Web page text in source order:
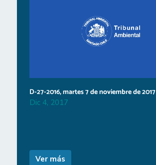
D-27-2016, martes 7 de noviembre de 2017
Dic 4, 2017
Ver más